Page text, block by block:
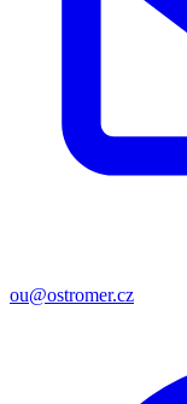
ou@ostromer.cz